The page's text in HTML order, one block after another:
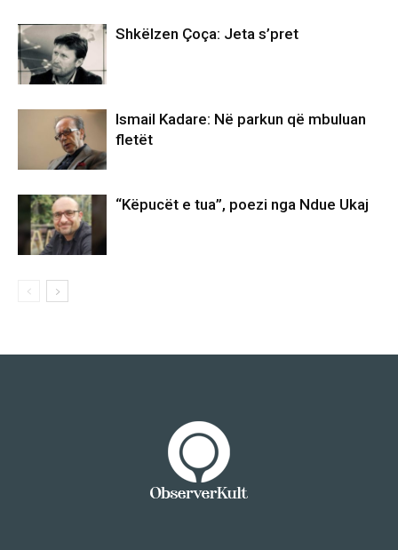
Shkëlzen Çoça: Jeta s’pret
Ismail Kadare: Në parkun që mbuluan
fletët
“Këpucët e tua”, poezi nga Ndue Ukaj